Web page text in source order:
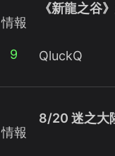
情報
9
《新龍之谷
QluckQ
情報
8/20 迷之大